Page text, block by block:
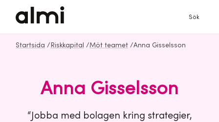
Sök
Startsida / Riskkapital /Möt teamet /Anna Gisselsson
Anna Gisselsson
“Jobba med bolagen kring strategier,